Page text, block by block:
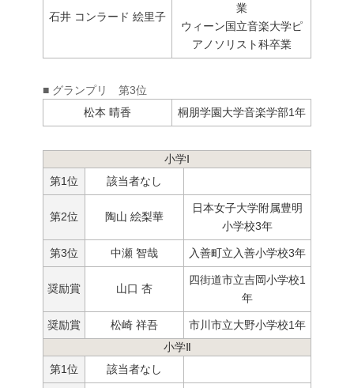
石井 コンラード 絵里子
業
ウィーン国立音楽大学ピ
アノソリスト科卒業
■ グランプリ 第3位
松本 晴香
桐朋学園大学音楽学部1年
小学Ⅰ
第1位
該当者なし
第2位 陶山 絵梨華
日本女子大学附属豊明
小学校3年
第3位 中瀬 智哉 入善町立入善小学校3年
奨励賞 山口 杏
四街道市立吉岡小学校1
年
奨励賞 松崎 祥吾
市川市立大野小学校1年
小学Ⅱ
第1位
該当者なし